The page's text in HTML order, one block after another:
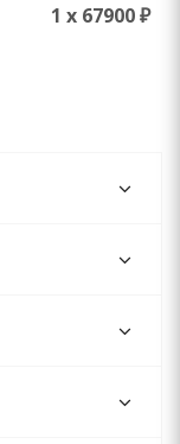
1 x 67900 ₽